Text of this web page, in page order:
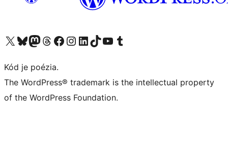
Navštívte náš účet na X (predtým Twitter)
Navštívte náš účet na platforme Bluesky
Navštívte náš účet na Mastodone
Navštívte náš účet na platforme Threads
Navštívte našu stránku na Facebooku
Navštívte náš účet Instagram
Navštívte náš účet LinkedIn
Navštívte náš účet na platforme TikTok
Navštívte náš kanál YouTube
Navštívte náš účet na platforme Tumblr
Kód je poézia.
The WordPress® trademark is the intellectual property
of the WordPress Foundation.